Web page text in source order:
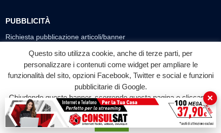
PUBBLICITÀ
Richiesta pubblicazione articoli/banner
SEGUICI SUI SOCIAL
f
Facebook
◎ ▶
YouTube
© 2026 LABTV - Tutti i diritti riservati
Questo sito utilizza cookie, anche di terze parti, per
personalizzare i contenuti come widget per ampliare le
funzionalità del sito, opzioni Facebook, Twitter e social e funzioni
pubblicitarie di Google.
Chiudendo questo banner, scorrendo questa pagina o cliccando
su qualunque suo elemento acconsenti all'uso dei cookie.
Accetta
×